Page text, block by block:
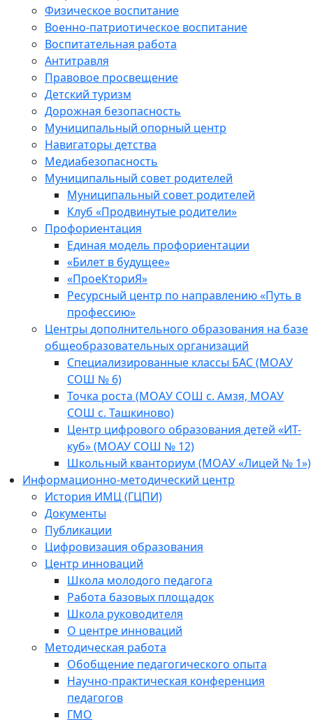
Физическое воспитание
Военно-патриотическое воспитание
Воспитательная работа
Антитравля
Правовое просвещение
Детский туризм
Дорожная безопасность
Муниципальный опорный центр
Навигаторы детства
Медиабезопасность
Мyниципальный совет родителей
Муниципальный совет родителей
Клуб «Продвинутые родители»
Профориентация
Единая модель профориентации
«Билет в будущее»
«ПроеКториЯ»
Ресурсный центр по направлению «Путь в
профессию»
Центры дополнительного образования на базе
общеобразовательных организаций
Специализированные классы БАС (МОАУ
СОШ № 6)
Точка роста (МОАУ СОШ с. Амзя, МОАУ
СОШ с. Ташкиново)
Центр цифрового образования детей «ИТ-
куб» (МОАУ СОШ № 12)
Школьный кванториум (МОАУ «Лицей № 1»)
Информационно-методический центр
История ИМЦ (ГЦПИ)
Документы
Публикации
Цифровизация образования
Центр инноваций
Школа молодого педагога
Работа базовых площадок
Школа руководителя
О центре инноваций
Методическая работа
Обобщение педагогического опыта
Научно-практическая конференция
педагогов
ГМО